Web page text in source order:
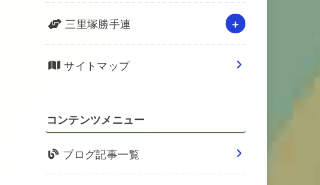
三里塚勝手連
サイトマップ
コンテンツメニュー
ブログ記事一覧